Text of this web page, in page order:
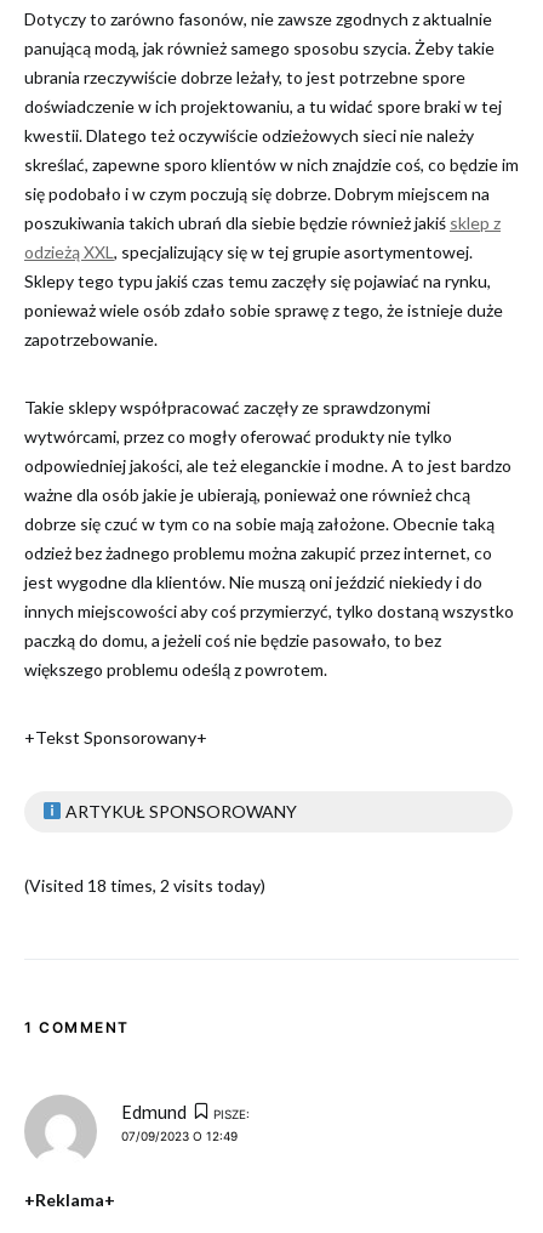
Dotyczy to zarówno fasonów, nie zawsze zgodnych z aktualnie
panującą modą, jak również samego sposobu szycia. Żeby takie
ubrania rzeczywiście dobrze leżały, to jest potrzebne spore
doświadczenie w ich projektowaniu, a tu widać spore braki w tej
kwestii. Dlatego też oczywiście odzieżowych sieci nie należy
skreślać, zapewne sporo klientów w nich znajdzie coś, co będzie im
się podobało i w czym poczują się dobrze. Dobrym miejscem na
poszukiwania takich ubrań dla siebie będzie również jakiś sklep z
odzieżą XXL , specjalizujący się w tej grupie asortymentowej.
Sklepy tego typu jakiś czas temu zaczęły się pojawiać na rynku,
ponieważ wiele osób zdało sobie sprawę z tego, że istnieje duże
zapotrzebowanie.
Takie sklepy współpracować zaczęły ze sprawdzonymi
wytwórcami, przez co mogły oferować produkty nie tylko
odpowiedniej jakości, ale też eleganckie i modne. A to jest bardzo
ważne dla osób jakie je ubierają, ponieważ one również chcą
dobrze się czuć w tym co na sobie mają założone. Obecnie taką
odzież bez żadnego problemu można zakupić przez internet, co
jest wygodne dla klientów. Nie muszą oni jeździć niekiedy i do
innych miejscowości aby coś przymierzyć, tylko dostaną wszystko
paczką do domu, a jeżeli coś nie będzie pasowało, to bez
większego problemu odeślą z powrotem.
+Tekst Sponsorowany+
ARTYKUŁ SPONSOROWANY
(Visited 18 times, 2 visits today)
1 COMMENT
Edmund
PISZE:
07/09/2023 O 12:49
+Reklama+